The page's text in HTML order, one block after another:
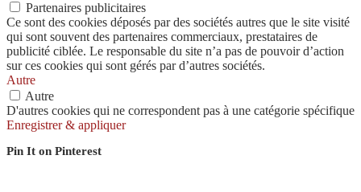
Partenaires publicitaires
Ce sont des cookies déposés par des sociétés autres que le site visité
qui sont souvent des partenaires commerciaux, prestataires de
publicité ciblée. Le responsable du site n’a pas de pouvoir d’action
sur ces cookies qui sont gérés par d’autres sociétés.
Autre
Autre
D'autres cookies qui ne correspondent pas à une catégorie spécifique
Enregistrer & appliquer
Pin It on Pinterest